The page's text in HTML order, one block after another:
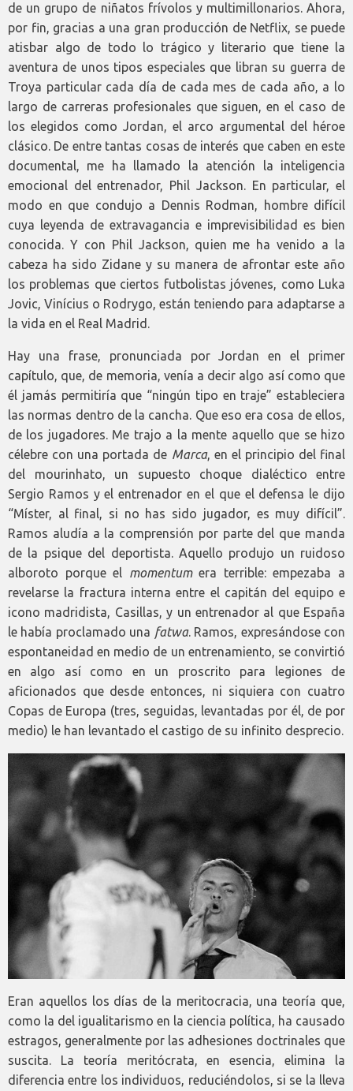
de un grupo de niñatos frívolos y multimillonarios. Ahora,
por fin, gracias a una gran producción de Netflix, se puede
atisbar algo de todo lo trágico y literario que tiene la
aventura de unos tipos especiales que libran su guerra de
Troya particular cada día de cada mes de cada año, a lo
largo de carreras profesionales que siguen, en el caso de
los elegidos como Jordan, el arco argumental del héroe
clásico. De entre tantas cosas de interés que caben en este
documental, me ha llamado la atención la inteligencia
emocional del entrenador, Phil Jackson. En particular, el
modo en que condujo a Dennis Rodman, hombre difícil
cuya leyenda de extravagancia e imprevisibilidad es bien
conocida. Y con Phil Jackson, quien me ha venido a la
cabeza ha sido Zidane y su manera de afrontar este año
los problemas que ciertos futbolistas jóvenes, como Luka
Jovic, Vinícius o Rodrygo, están teniendo para adaptarse a
la vida en el Real Madrid.
Hay una frase, pronunciada por Jordan en el primer
capítulo, que, de memoria, venía a decir algo así como que
él jamás permitiría que “ningún tipo en traje” estableciera
las normas dentro de la cancha. Que eso era cosa de ellos,
de los jugadores. Me trajo a la mente aquello que se hizo
célebre con una portada de Marca, en el principio del final
del mourinhato, un supuesto choque dialéctico entre
Sergio Ramos y el entrenador en el que el defensa le dijo
“Míster, al final, si no has sido jugador, es muy difícil”.
Ramos aludía a la comprensión por parte del que manda
de la psique del deportista. Aquello produjo un ruidoso
alboroto porque el momentumera terrible: empezaba a
revelarse la fractura interna entre el capitán del equipo e
icono madridista, Casillas, y un entrenador al que España
le había proclamado una fatwa. Ramos, expresándose con
espontaneidad en medio de un entrenamiento, se convirtió
en algo así como en un proscrito para legiones de
aficionados que desde entonces, ni siquiera con cuatro
Copas de Europa (tres, seguidas, levantadas por él, de por
medio) le han levantado el castigo de su infinito desprecio.
Eran aquellos los días de la meritocracia, una teoría que,
como la del igualitarismo en la ciencia política, ha causado
estragos, generalmente por las adhesiones doctrinales que
suscita. La teoría meritócrata, en esencia, elimina la
diferencia entre los individuos, reduciéndolos, si se la lleva